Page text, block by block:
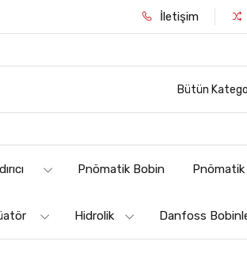
İletişim
Bütün
Pnömatik Bobin Pnömatik
Hidrolik Danfoss